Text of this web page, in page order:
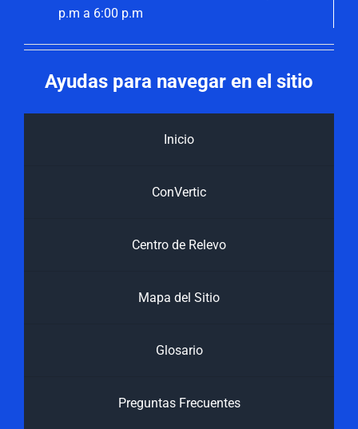
p.m a 6:00 p.m
Ayudas para navegar en el sitio
Inicio
ConVertic
Centro de Relevo
Mapa del Sitio
Glosario
Preguntas Frecuentes